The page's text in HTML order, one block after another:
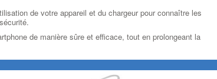
de votre appareil et du chargeur pour connaître les
de manière sûre et efficace, tout en prolongeant la